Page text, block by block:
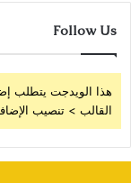
Follow Us
هذا الويدجت يتطلب
القالب > تنصيب